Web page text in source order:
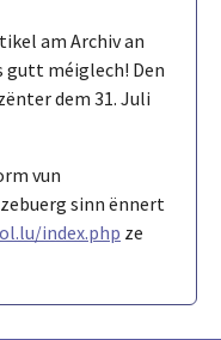
am Archiv an
gutt méiglech! Den
dem 31. Juli
vun
sinn ënnert
index.php ze